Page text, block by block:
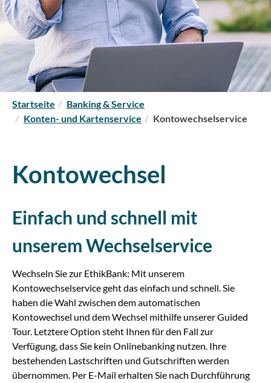
S
i
d
i
r
Startseite
Banking & Service
Konten- und Kartenservice
Kontowechselservice
Kontowechsel
Einfach und schnell mit
unserem Wechselservice
Wechseln Sie zur EthikBank: Mit unserem
Kontowechselservice geht das einfach und schnell. Sie
haben die Wahl zwischen dem automatischen
Kontowechsel und dem Wechsel mithilfe unserer Guided
Tour. Letztere Option steht Ihnen für den Fall zur
Verfügung, dass Sie kein Onlinebanking nutzen. Ihre
bestehenden Lastschriften und Gutschriften werden
übernommen. Per E-Mail erhalten Sie nach Durchführung